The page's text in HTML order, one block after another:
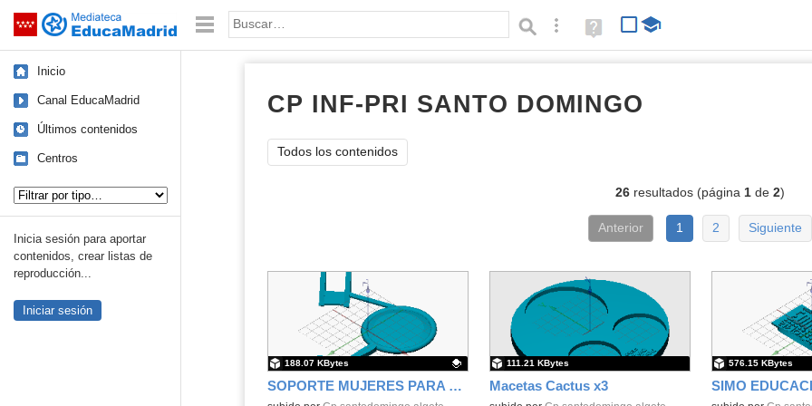
Saltar navegación Palabra o frase: Búsqueda avanzada
Ayuda
(en
Inicio
Canal EducaMadrid
Últimos contenidos
Centros
Inicia sesión para aportar
contenidos, crear listas de
reproducción...
Iniciar sesión
CP INF-PRI SANTO DOMINGO
Todos los contenidos
26resultados (página 1de 2)
Anterior 1 2 Siguiente
SOPORTE MUJERES PARA LA HISTORIA
188.07 KBytes
Macetas Cactus x3
111.21 KBytes 576.15 KBytes